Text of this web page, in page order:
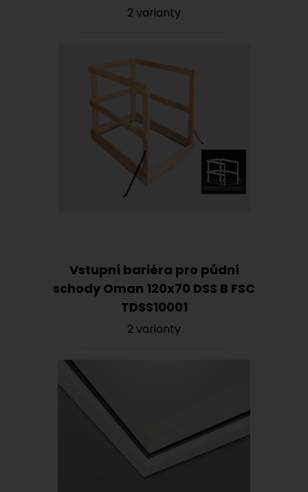
2 varianty
Vstupní bariéra pro půdní
schody Oman 120x70 DSS B FSC
TDSS10001
2 varianty